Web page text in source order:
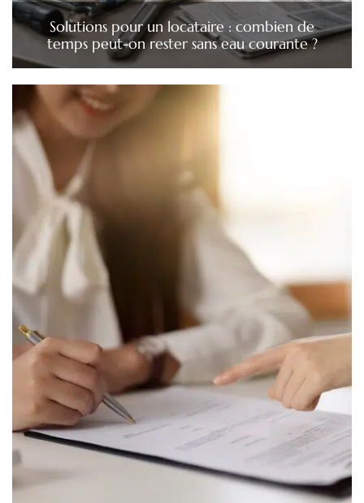
Solutions pour un locataire : combien de
temps peut-on rester sans eau courante ?